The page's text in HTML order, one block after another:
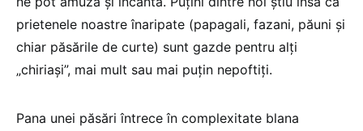
prietenele noastre înaripate (papagali, fazani, păuni și
chiar păsările de curte) sunt gazde pentru alți
„chiriași”, mai mult sau mai puțin nepoftiți.
Pana unei păsări întrece în complexitate blana